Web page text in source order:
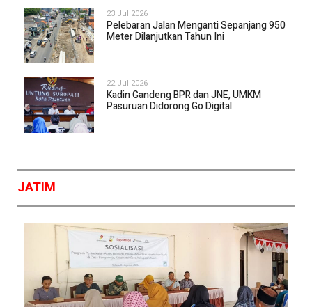
23 Jul 2026
Pelebaran Jalan Menganti Sepanjang 950
Meter Dilanjutkan Tahun Ini
22 Jul 2026
Kadin Gandeng BPR dan JNE, UMKM
Pasuruan Didorong Go Digital
JATIM